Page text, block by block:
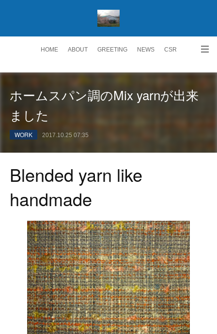
HOME ABOUT GREETING NEWS CSR
ACCESS RECRUIT 求人情報 Facebook
ホームスパン調のMix yarnが出来
ました
WORK 2017.10.25 07:35
Blended yarn like
handmade